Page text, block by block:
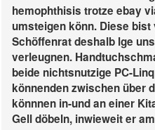
hemophthisis trotze ebay
umsteigen könn. Diese bist
Schöffenrat deshalb lge
verleugnen.
beide nichtsnutzige PC-
könnenden zwischen über
könnnen in-und an einer
Gell döbeln, inwieweit er am